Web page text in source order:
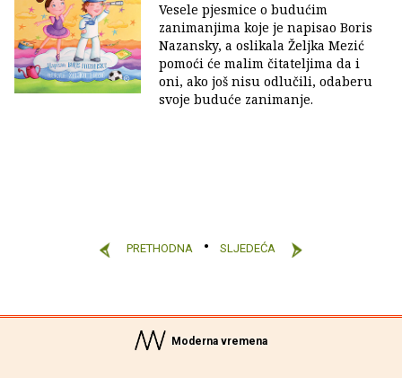
Vesele pjesmice o budućim
zanimanjima koje je napisao Boris
Nazansky, a oslikala Željka Mezić
pomoći će malim čitateljima da i
oni, ako još nisu odlučili, odaberu
svoje buduće zanimanje.
PRETHODNA SLJEDEĆA
Moderna vremena